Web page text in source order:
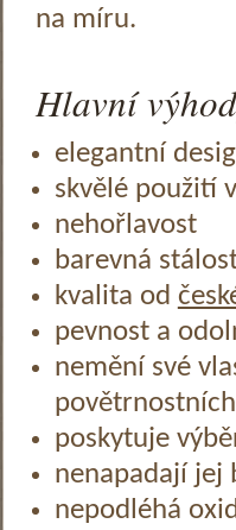
na míru.
Hlavní
elegantní
skvělé použití
nehořlavost
barevná
kvalita od
pevnost a
nemění své
poskytuje
nenapadají jej
nepodléhá